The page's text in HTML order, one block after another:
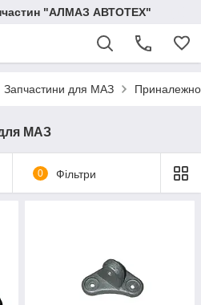
"АЛМАЗ АВТОТЕХ"
Запчастини для МАЗ
МАЗ
0 Фільтри